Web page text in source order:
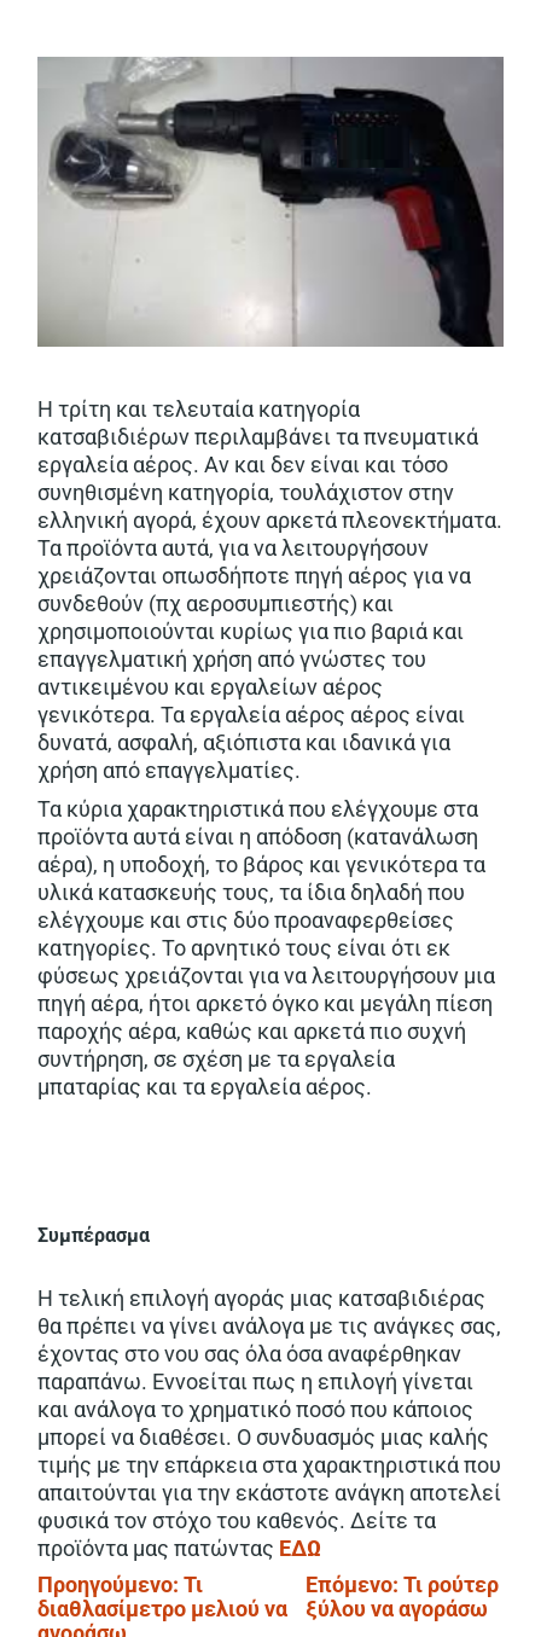
Η τρίτη και τελευταία κατηγορία
κατσαβιδιέρων περιλαμβάνει τα πνευματικά
εργαλεία αέρος. Αν και δεν είναι και τόσο
συνηθισμένη κατηγορία, τουλάχιστον στην
ελληνική αγορά, έχουν αρκετά πλεονεκτήματα.
Τα προϊόντα αυτά, για να λειτουργήσουν
χρειάζονται οπωσδήποτε πηγή αέρος για να
συνδεθούν (πχ αεροσυμπιεστής) και
χρησιμοποιούνται κυρίως για πιο βαριά και
επαγγελματική χρήση από γνώστες του
αντικειμένου και εργαλείων αέρος
γενικότερα. Τα εργαλεία αέρος αέρος είναι
δυνατά, ασφαλή, αξιόπιστα και ιδανικά για
χρήση από επαγγελματίες.
Τα κύρια χαρακτηριστικά που ελέγχουμε στα
προϊόντα αυτά είναι η απόδοση (κατανάλωση
αέρα), η υποδοχή, το βάρος και γενικότερα τα
υλικά κατασκευής τους, τα ίδια δηλαδή που
ελέγχουμε και στις δύο προαναφερθείσες
κατηγορίες. Το αρνητικό τους είναι ότι εκ
φύσεως χρειάζονται για να λειτουργήσουν μια
πηγή αέρα, ήτοι αρκετό όγκο και μεγάλη πίεση
παροχής αέρα, καθώς και αρκετά πιο συχνή
συντήρηση, σε σχέση με τα εργαλεία
μπαταρίας και τα εργαλεία αέρος.
Συμπέρασμα
Η τελική επιλογή αγοράς μιας κατσαβιδιέρας
θα πρέπει να γίνει ανάλογα με τις ανάγκες σας,
έχοντας στο νου σας όλα όσα αναφέρθηκαν
παραπάνω. Εννοείται πως η επιλογή γίνεται
και ανάλογα το χρηματικό ποσό που κάποιος
μπορεί να διαθέσει. Ο συνδυασμός μιας καλής
τιμής με την επάρκεια στα χαρακτηριστικά που
απαιτούνται για την εκάστοτε ανάγκη αποτελεί
φυσικά τον στόχο του καθενός. Δείτε τα
προϊόντα μας πατώντας ΕΔΩ
Πλοήγηση
Προηγούμενο: Τι
διαθλασίμετρο μελιού να
Επόμενο: Τι ρούτερ
ξύλου να αγοράσω